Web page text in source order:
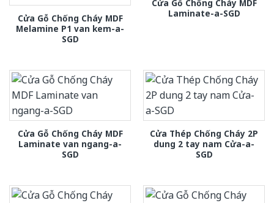
Cửa Gỗ Chống Cháy MDF
Melamine P1 van kem-a-
SGD
Cửa Gỗ Chống Cháy MDF
Laminate-a-SGD
Cửa Gỗ Chống Cháy MDF
Laminate van ngang-a-
SGD
Cửa Thép Chống Cháy 2P
dung 2 tay nam Cửa-a-
SGD